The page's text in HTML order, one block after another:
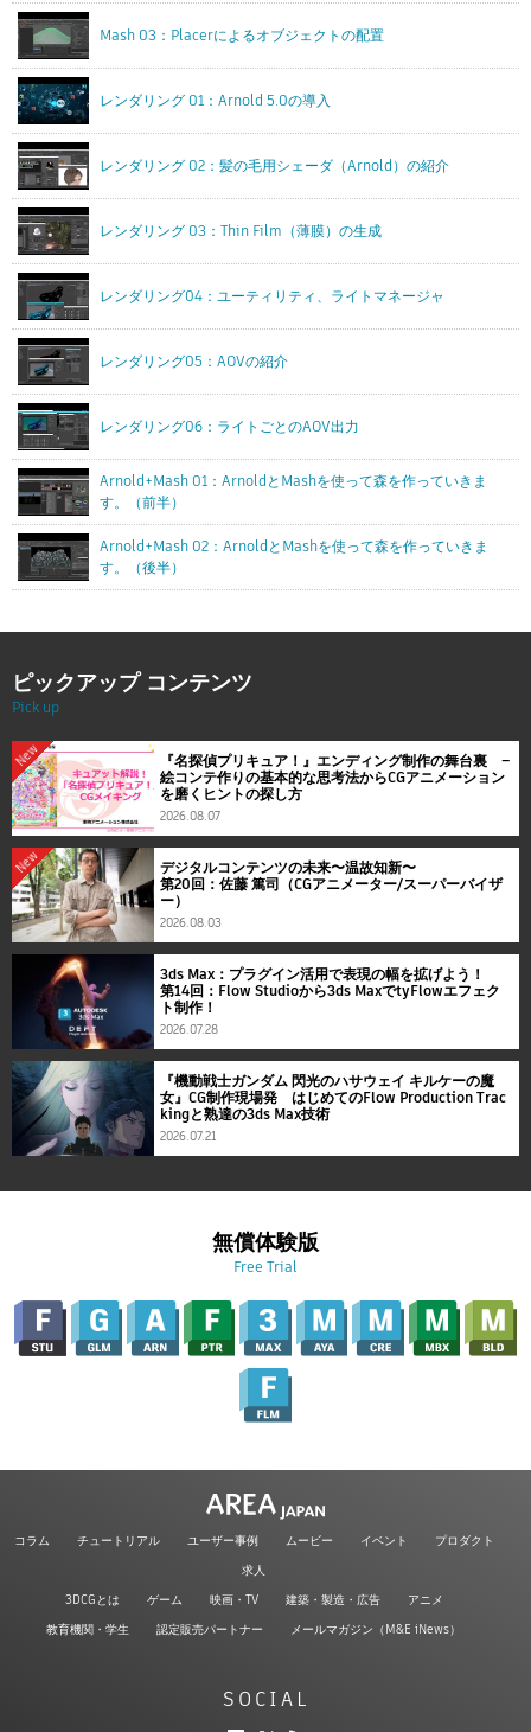
Mash 03：Placerによるオブジェクトの配置
レンダリング 01：Arnold 5.0の導入
レンダリング 02：髪の毛用シェーダ（Arnold）の紹介
レンダリング 03：Thin Film（薄膜）の生成
レンダリング04：ユーティリティ、ライトマネージャ
レンダリング05：AOVの紹介
レンダリング06：ライトごとのAOV出力
Arnold+Mash 01：ArnoldとMashを使って森を作っていきま
す。（前半）
Arnold+Mash 02：ArnoldとMashを使って森を作っていきま
す。（後半）
ピックアップ コンテンツ
Pick up
New
『名探偵プリキュア！』エンディング制作の舞台裏 ―
絵コンテ作りの基本的な思考法からCGアニメーション
を磨くヒントの探し方
2026.08.07
New
デジタルコンテンツの未来〜温故知新〜
第20回：佐藤 篤司（CGアニメーター/スーパーバイザ
ー）
2026.08.03
3ds Max：プラグイン活用で表現の幅を拡げよう！
第14回：Flow Studioから3ds MaxでtyFlowエフェク
ト制作！
2026.07.28
『機動戦士ガンダム 閃光のハサウェイ キルケーの魔
女』CG制作現場発 はじめてのFlow Production Trac
kingと熟達の3ds Max技術
2026.07.21
無償体験版
Free Trial
コラム チュートリアル ユーザー事例 ムービー イベント
プロダクト
求人
3DCGとは
ゲーム 映画・TV 建築・製造・広告
アニメ
教育機関・学生
認定販売パートナー メールマガジン（M&E iNews）
SOCIAL